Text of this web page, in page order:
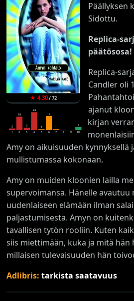
★4.30/72
2
1
18
2
3
3
24
4
1
5
19
6
1
7
8 9
4
10
Päällyksen
Sidottu.
Replica-
päätösosa!
Replica-
Candler oli
ajanut
kirjan
Amy on aikuisuuden kynnyksellä
mullistumassa kokonaan.
Amy on muiden kloonien lailla
supervoimansa. Hänelle avautuu
uudenlaiseen elämään ilman
paljastumisesta. Amyn on
tavallisen tytön rooliin. Kuten
siis miettimään, kuka ja mitä hän
millaisen tulevaisuuden hän
Adlibris:tarkista saatavuus